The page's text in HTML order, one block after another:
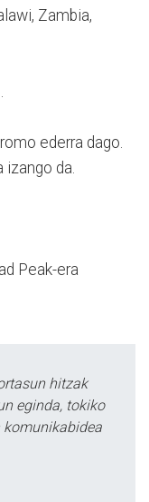
Zambia,
ederra dago.
da.
Peak-era
hitzak
eginda, tokiko
komunikabidea